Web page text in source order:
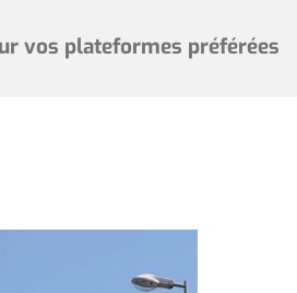
vos plateformes préférées